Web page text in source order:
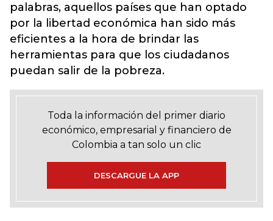
palabras, aquellos países que han optado
por la libertad económica han sido más
eficientes a la hora de brindar las
herramientas para que los ciudadanos
puedan salir de la pobreza.
Toda la información del primer diario
económico, empresarial y financiero de
Colombia a tan solo un clic
DESCARGUE LA APP